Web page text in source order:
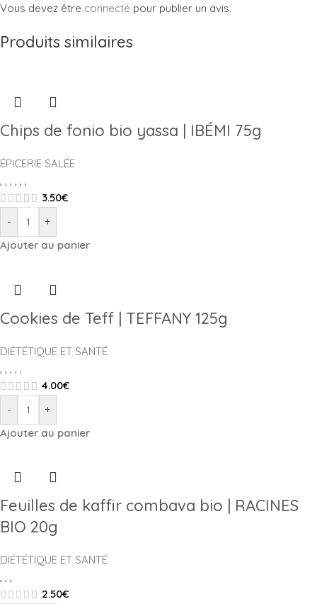
Vous devez être connecté pour publier un avis.
Produits similaires
Chips de fonio bio yassa | IBÉMI 75g
ÉPICERIE SALÉE
, , , , , ,
3.50€
-
+
Ajouter au panier
Cookies de Teff | TEFFANY 125g
DIÉTÉTIQUE ET SANTÉ
4.00€
-
+
Ajouter au panier
Feuilles de kaffir combava bio | RACINES
BIO 20g
DIÉTÉTIQUE ET SANTÉ
, , ,
2.50€